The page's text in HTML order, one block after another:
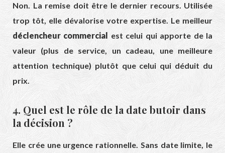
Non. La remise doit être le dernier recours. Utilisée
trop tôt, elle dévalorise votre expertise. Le meilleur
déclencheur commercial est celui qui apporte de la
valeur (plus de service, un cadeau, une meilleure
attention technique) plutôt que celui qui déduit du
prix.
4. Quel est le rôle de la date butoir dans
la décision ?
Elle crée une urgence rationnelle. Sans date limite, le